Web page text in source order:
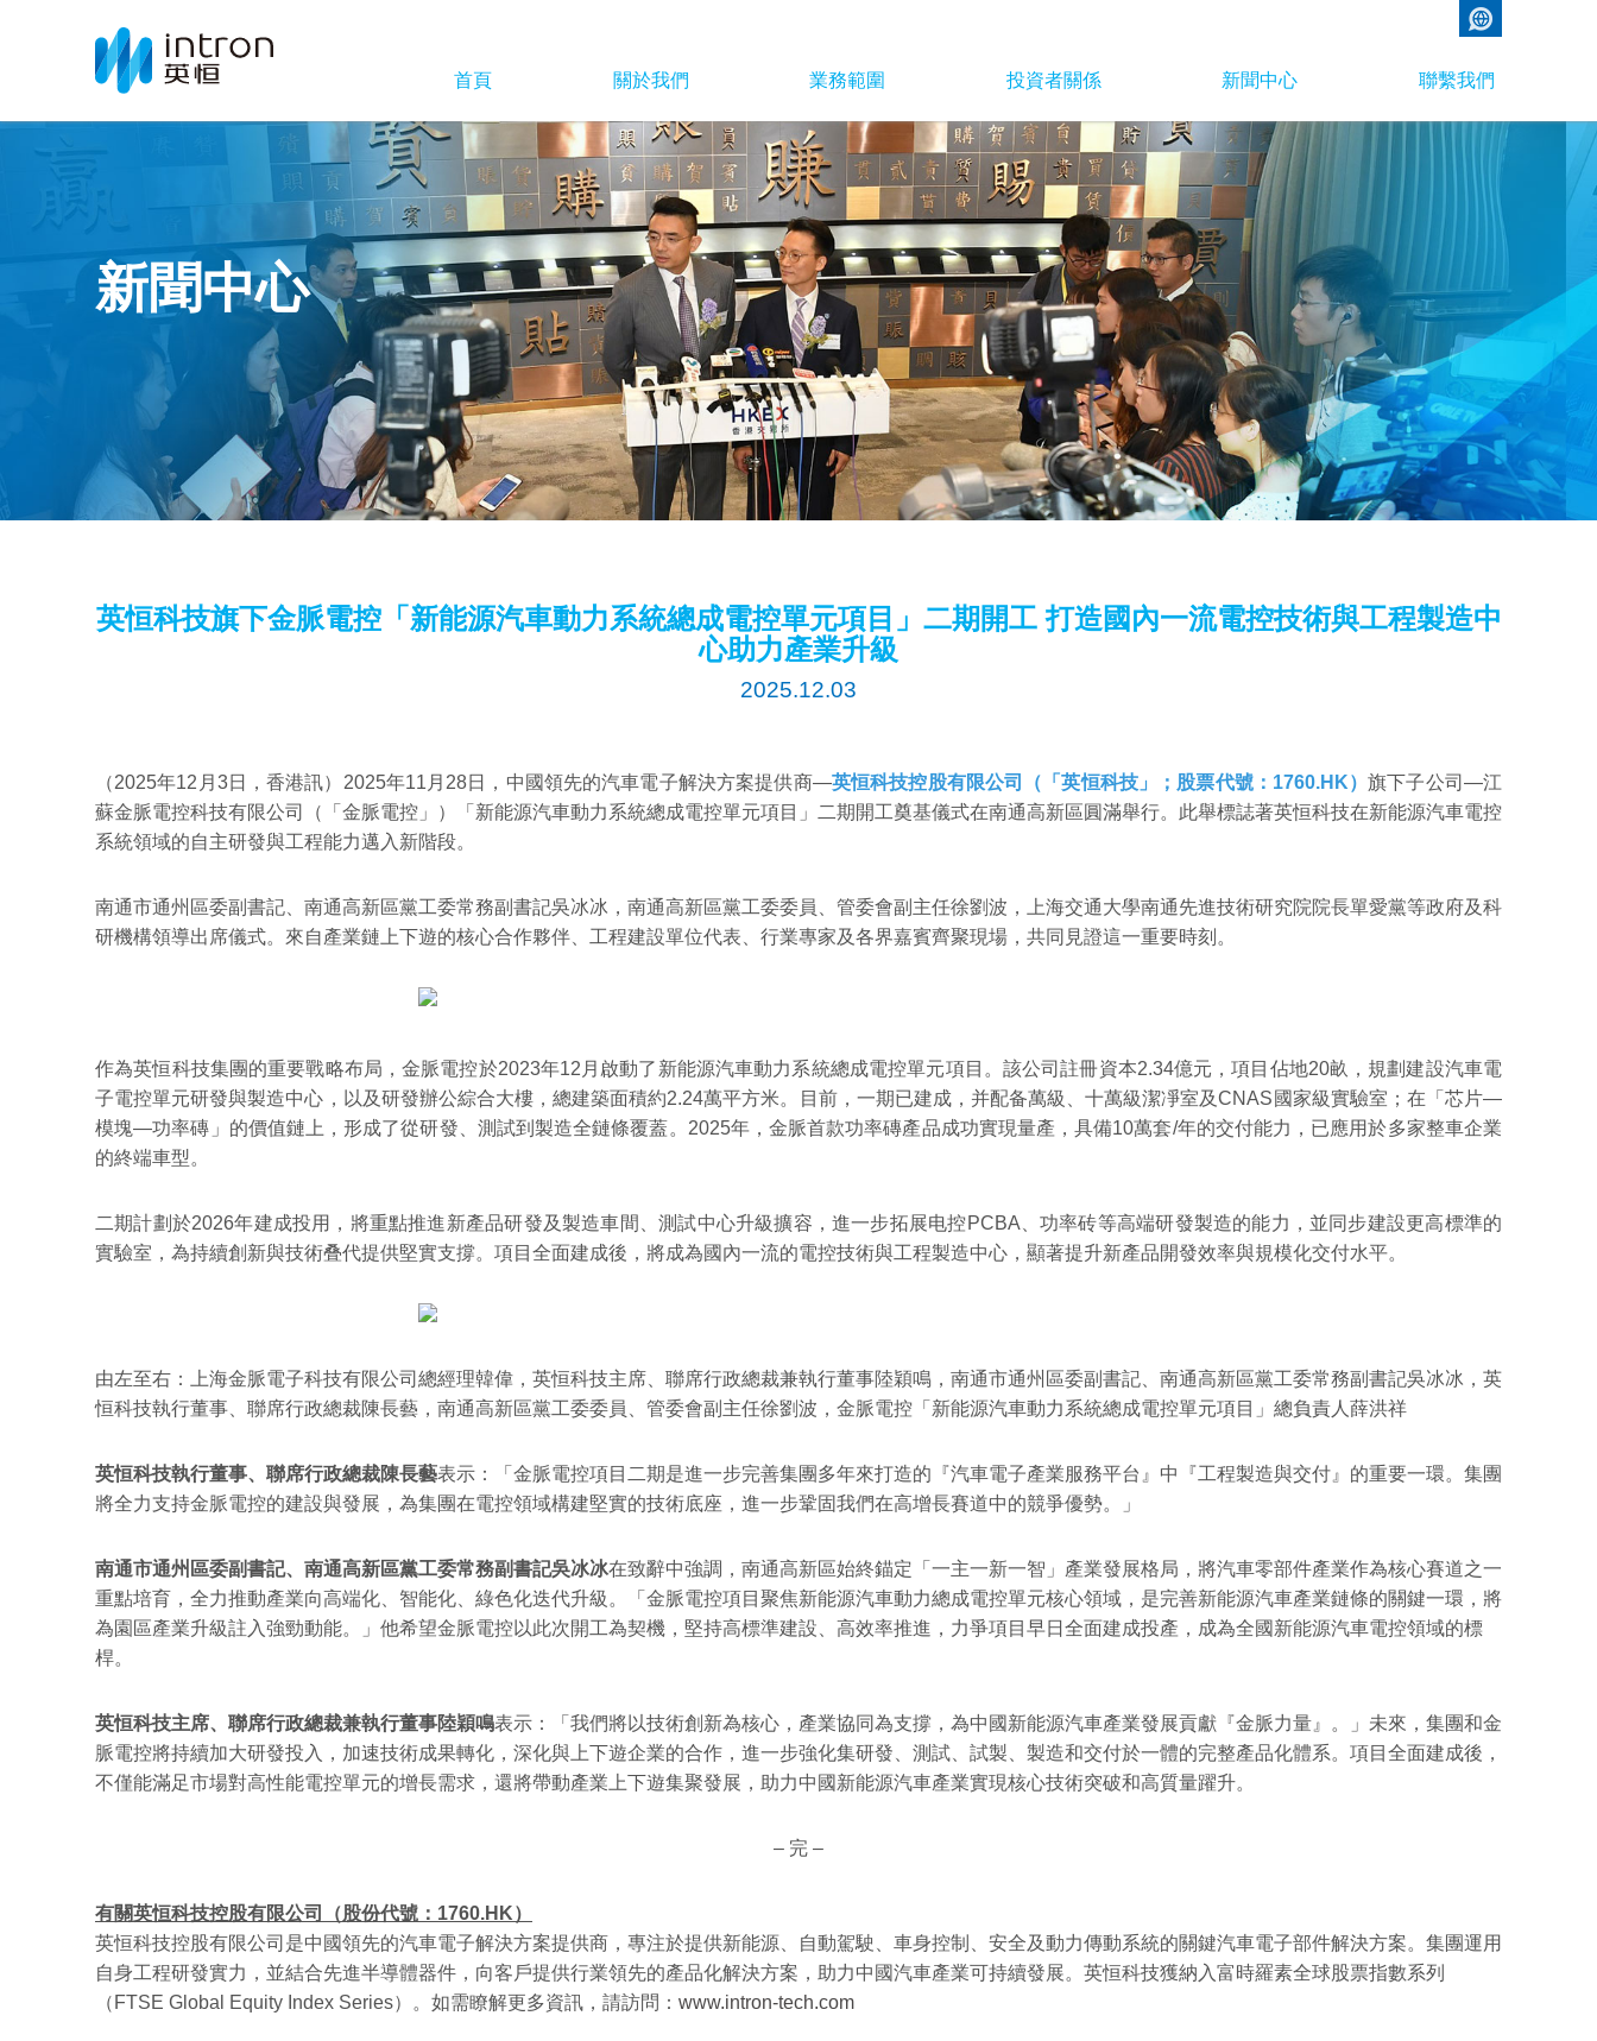
首頁 關於我們 業務範圍 投資者關係 新聞中心 聯繫我們
新聞中心
英恒科技旗下金脈電控「新能源汽車動力系統總成電控單元項目」二期開工 打造國內一流電控技術與工程製造中
心助力產業升級
2025.12.03
（2025年12月3日，香港訊）2025年11月28日，中國領先的汽車電子解決方案提供商—英恒科技控股有限公司（「英恒科技」；股票代號：1760.HK）旗下子公司—江
蘇金脈電控科技有限公司（「金脈電控」）「新能源汽車動力系統總成電控單元項目」二期開工奠基儀式在南通高新區圓滿舉行。此舉標誌著英恒科技在新能源汽車電控
系統領域的自主研發與工程能力邁入新階段。
南通市通州區委副書記、南通高新區黨工委常務副書記吳冰冰，南通高新區黨工委委員、管委會副主任徐劉波，上海交通大學南通先進技術研究院院長單愛黨等政府及科
研機構領導出席儀式。來自產業鏈上下遊的核心合作夥伴、工程建設單位代表、行業專家及各界嘉賓齊聚現場，共同見證這一重要時刻。
作為英恒科技集團的重要戰略布局，金脈電控於2023年12月啟動了新能源汽車動力系統總成電控單元項目。該公司註冊資本2.34億元，項目佔地20畝，規劃建設汽車電
子電控單元研發與製造中心，以及研發辦公綜合大樓，總建築面積約2.24萬平方米。目前，一期已建成，并配备萬級、十萬級潔凈室及CNAS國家級實驗室；在「芯片—
模塊—功率磚」的價值鏈上，形成了從研發、測試到製造全鏈條覆蓋。2025年，金脈首款功率磚產品成功實現量產，具備10萬套/年的交付能力，已應用於多家整車企業
的終端車型。
二期計劃於2026年建成投用，將重點推進新產品研發及製造車間、測試中心升級擴容，進一步拓展电控PCBA、功率砖等高端研發製造的能力，並同步建設更高標準的
實驗室，為持續創新與技術叠代提供堅實支撐。項目全面建成後，將成為國內一流的電控技術與工程製造中心，顯著提升新產品開發效率與規模化交付水平。
由左至右：上海金脈電子科技有限公司總經理韓偉，英恒科技主席、聯席行政總裁兼執行董事陸穎鳴，南通市通州區委副書記、南通高新區黨工委常務副書記吳冰冰，英
恒科技執行董事、聯席行政總裁陳長藝，南通高新區黨工委委員、管委會副主任徐劉波，金脈電控「新能源汽車動力系統總成電控單元項目」總負責人薛洪祥
英恒科技執行董事、聯席行政總裁陳長藝表示：「金脈電控項目二期是進一步完善集團多年來打造的『汽車電子產業服務平台』中『工程製造與交付』的重要一環。集團
將全力支持金脈電控的建設與發展，為集團在電控領域構建堅實的技術底座，進一步鞏固我們在高增長賽道中的競爭優勢。」
南通市通州區委副書記、南通高新區黨工委常務副書記吳冰冰在致辭中強調，南通高新區始終錨定「一主一新一智」產業發展格局，將汽車零部件產業作為核心賽道之一
重點培育，全力推動產業向高端化、智能化、綠色化迭代升級。「金脈電控項目聚焦新能源汽車動力總成電控單元核心領域，是完善新能源汽車產業鏈條的關鍵一環，將
為園區產業升級註入強勁動能。」他希望金脈電控以此次開工為契機，堅持高標準建設、高效率推進，力爭項目早日全面建成投產，成為全國新能源汽車電控領域的標
桿。
英恒科技主席、聯席行政總裁兼執行董事陸穎鳴表示：「我們將以技術創新為核心，產業協同為支撐，為中國新能源汽車產業發展貢獻『金脈力量』。」未來，集團和金
脈電控將持續加大研發投入，加速技術成果轉化，深化與上下遊企業的合作，進一步強化集研發、測試、試製、製造和交付於一體的完整產品化體系。項目全面建成後，
不僅能滿足市場對高性能電控單元的增長需求，還將帶動產業上下遊集聚發展，助力中國新能源汽車產業實現核心技術突破和高質量躍升。
– 完 –
有關英恒科技控股有限公司（股份代號：1760.HK）
英恒科技控股有限公司是中國領先的汽車電子解決方案提供商，專注於提供新能源、自動駕駛、車身控制、安全及動力傳動系統的關鍵汽車電子部件解決方案。集團運用
自身工程研發實力，並結合先進半導體器件，向客戶提供行業領先的產品化解決方案，助力中國汽車產業可持續發展。英恒科技獲納入富時羅素全球股票指數系列
（FTSE Global Equity Index Series）。如需瞭解更多資訊，請訪問： www.intron-tech.com